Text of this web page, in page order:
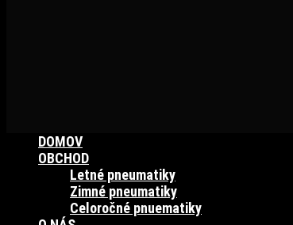
DOMOV
OBCHOD
Letné pneumatiky
Zimné pneumatiky
Celoročné pnuematiky